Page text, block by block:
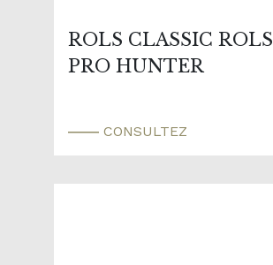
ROLS CLASSIC ROLS
PRO HUNTER
CONSULTEZ